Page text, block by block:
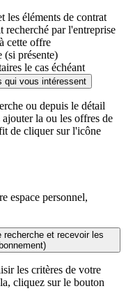
les éléments de contrat
par l'entreprise
cette offre
(si présente)
le cas échéant
qui vous intéressent
ou depuis le détail
la ou les offres de
de cliquer sur l'icône
espace personnel,
et recevoir les
les critères de votre
cliquez sur le bouton